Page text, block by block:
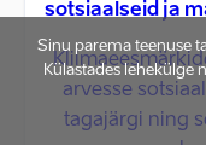
sotsiaalseid ja
arvesse
tagajärgi ning
Sinu parema teenuse
Külastades lehekülge